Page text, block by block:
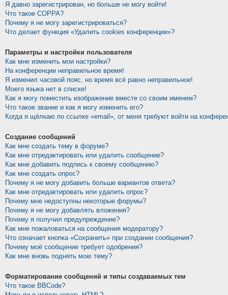
Я давно зарегистрирован, но больше не могу войти!
Что такое COPPA?
Почему я не могу зарегистрироваться?
Что делает функция «Удалить cookies конференции»?
Параметры и настройки пользователя
Как мне изменить мои настройки?
На конференции неправильное время!
Я изменил часовой пояс, но время всё равно неправильное!
Моего языка нет в списке!
Как я могу поместить изображение вместе со своим именем?
Что такое звание и как я могу изменить его?
Когда я щёлкаю по ссылке «email», от меня требуют войти на
Создание сообщений
Как мне создать тему в форуме?
Как мне отредактировать или удалить сообщение?
Как мне добавить подпись к своему сообщению?
Как мне создать опрос?
Почему я не могу добавить больше вариантов ответа?
Как мне отредактировать или удалить опрос?
Почему мне недоступны некоторые форумы?
Почему я не могу добавлять вложения?
Почему я получил предупреждение?
Как мне пожаловаться на сообщения модератору?
Что означает кнопка «Сохранить» при создании сообщения?
Почему моё сообщение требует одобрения?
Как мне вновь поднять мою тему?
Форматирование сообщений и типы создаваемых тем
Что такое BBCode?